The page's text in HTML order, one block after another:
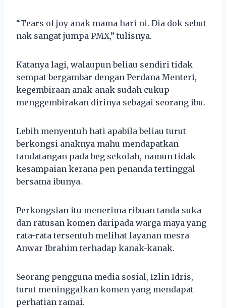
“Tears of joy anak mama hari ni. Dia dok sebut
nak sangat jumpa PMX,” tulisnya.
Katanya lagi, walaupun beliau sendiri tidak
sempat bergambar dengan Perdana Menteri,
kegembiraan anak-anak sudah cukup
menggembirakan dirinya sebagai seorang ibu.
Lebih menyentuh hati apabila beliau turut
berkongsi anaknya mahu mendapatkan
tandatangan pada beg sekolah, namun tidak
kesampaian kerana pen penanda tertinggal
bersama ibunya.
Perkongsian itu menerima ribuan tanda suka
dan ratusan komen daripada warga maya yang
rata-rata tersentuh melihat layanan mesra
Anwar Ibrahim terhadap kanak-kanak.
Seorang pengguna media sosial, Izlin Idris,
turut meninggalkan komen yang mendapat
perhatian ramai.